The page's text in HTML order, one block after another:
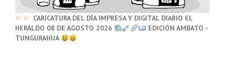
CARICATURA DEL DÍA IMPRESA Y DIGITAL DIARIO EL
HERALDO 08 DE AGOSTO 2026
EDICIÓN AMBATO -
TUNGURAHUA